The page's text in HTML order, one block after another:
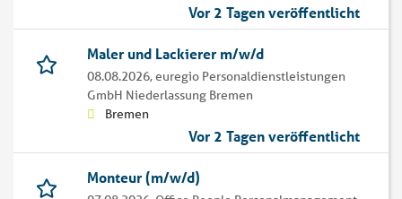
Vor 2 Tagen veröffentlicht
Maler und Lackierer m/w/d
08.08.2026,euregio Personaldienstleistungen
GmbH Niederlassung Bremen
Bremen
Vor 2 Tagen veröffentlicht
Monteur (m/w/d)